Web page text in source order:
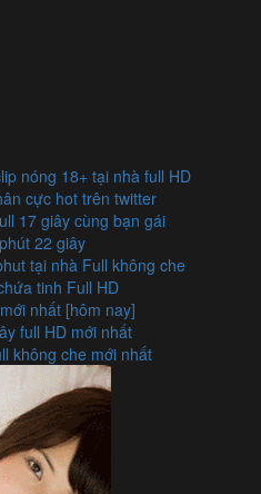
nóng 18+ tại nhà full HD
cực hot trên twitter
17 giây cùng bạn gái
22 giây
tại nhà Full không che
tinh Full HD
nhất [hôm nay]
full HD mới nhất
không che mới nhất